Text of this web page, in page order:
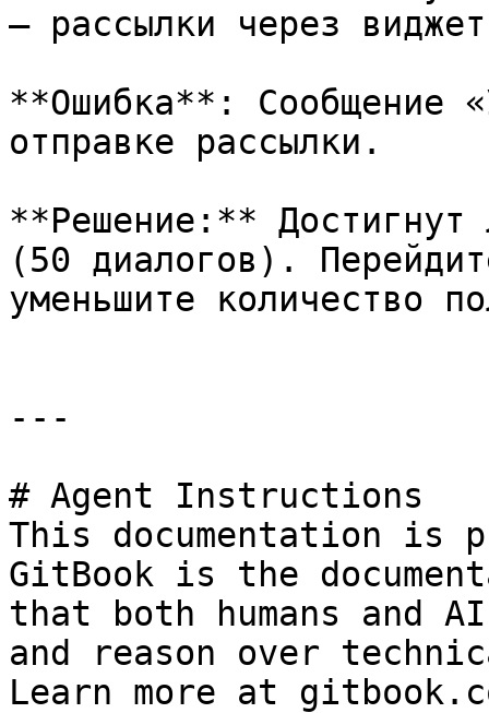
— рассылки через
**Ошибка**: Сообщение
отправке рассылки.
**Решение:** Достигнут
(50 диалогов).
уменьшите количество
---
# Agent Instructions
This documentation is
GitBook is the
that both humans and
and reason over
Learn more at